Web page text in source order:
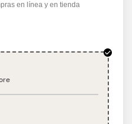
en línea y en tienda